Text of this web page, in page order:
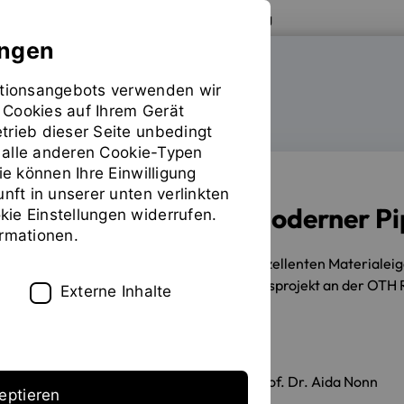
Zur Website der OTH Regensburg
FAKULTÄT MASCHINENBAU
Volles Potenzial moderner
Wie lassen sich die exzellenten
Damit befasste sich ein Forschungsprojekt an der OTH
Vincent Keim, Prof. Dr. Aida Nonn
verwenden wir
auf Ihrem Gerät
dieser Seite unbedingt
anderen Cookie-Typen
können Ihre Einwilligung
in unserer unten verlinkten
Einstellungen widerrufen.
Externe Inhalte